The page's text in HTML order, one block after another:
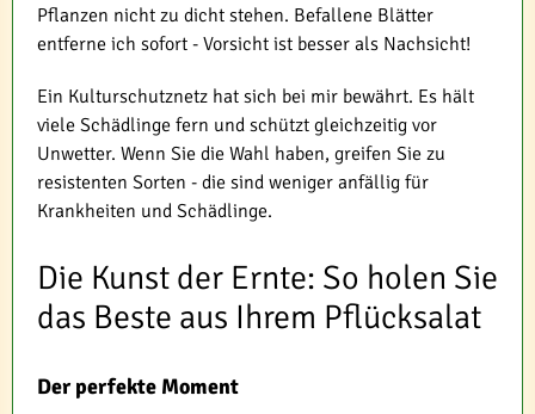
Pflanzen nicht zu dicht stehen. Befallene Blätter
entferne ich sofort - Vorsicht ist besser als Nachsicht!
Ein Kulturschutznetz hat sich bei mir bewährt. Es hält
viele Schädlinge fern und schützt gleichzeitig vor
Unwetter. Wenn Sie die Wahl haben, greifen Sie zu
resistenten Sorten - die sind weniger anfällig für
Krankheiten und Schädlinge.
Die Kunst der Ernte: So holen Sie
das Beste aus Ihrem Pflücksalat
Der perfekte Moment